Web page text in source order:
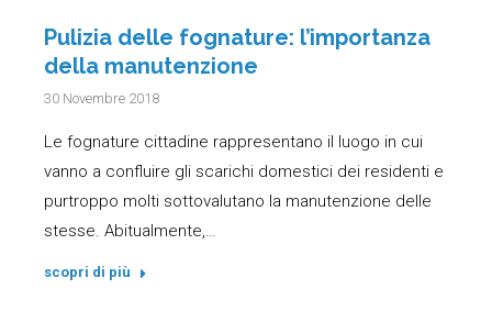
Pulizia delle fognature: l’importanza
della manutenzione
30 Novembre 2018
Le fognature cittadine rappresentano il luogo in cui
vanno a confluire gli scarichi domestici dei residenti e
purtroppo molti sottovalutano la manutenzione delle
stesse. Abitualmente,…
scopri di più